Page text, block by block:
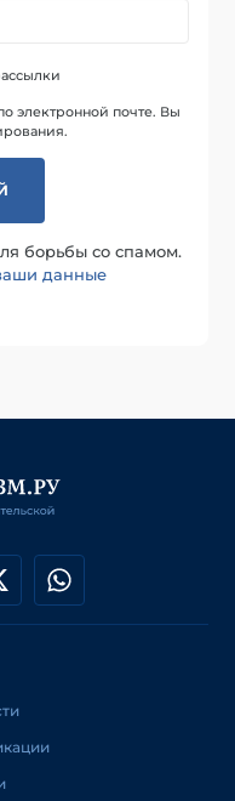
электронной почте. Вы
борьбы со спамом.
данные